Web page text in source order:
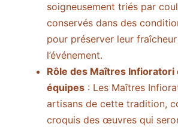
soigneusement triés par
conservés dans des
pour préserver leur fraîcheur
l’événement.
Rôle des Maîtres Infioratori
équipes : Les Maîtres
artisans de cette tradition,
croquis des œuvres qui